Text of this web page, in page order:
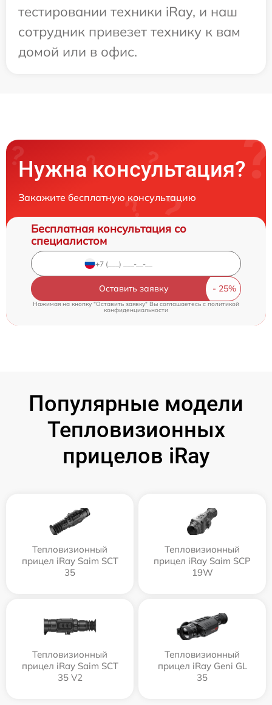
тестировании техники iRay, и наш
сотрудник привезет технику к вам
домой или в офис.
Нужна консультация?
Закажите бесплатную консультацию
Бесплатная консультация со
специалистом
Оставить заявку
Нажимая на кнопку "Оставить заявку" Вы соглашаетесь c политикой
конфиденциальности
Популярные модели
Тепловизионных
прицелов iRay
Тепловизионный
прицел iRay Saim SCT
35
Тепловизионный
прицел iRay Saim SCP
19W
Тепловизионный
прицел iRay Saim SCT
35 V2
Тепловизионный
прицел iRay Geni GL
35